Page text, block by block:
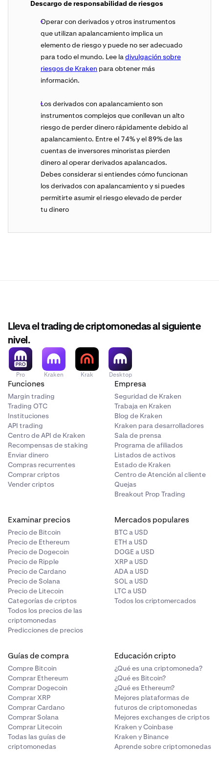
Descargo de responsabilidad de riesgos
Operar con derivados y otros instrumentos
que utilizan apalancamiento implica un
elemento de riesgo y puede no ser adecuado
para todo el mundo. Lee ladivulgación sobre
riesgos de Kraken para obtener más
información.
Los derivados con apalancamiento son
instrumentos complejos que conllevan un alto
riesgo de perder dinero rápidamente debido al
apalancamiento. Entre el 74% y el 89% de las
cuentas de inversores minoristas pierden
dinero al operar derivados apalancados.
Debes considerar si entiendes cómo funcionan
los derivados con apalancamiento y si puedes
permitirte asumir el riesgo elevado de perder
tu dinero
Lleva el trading de criptomonedas al siguiente
nivel.
Pro Kraken Krak Desktop
Funciones
Margin trading
Trading OTC
Instituciones
API trading
Centro de API de Kraken
Recompensas de staking
Enviar dinero
Compras recurrentes
Comprar criptos
Vender criptos
Empresa
Seguridad de Kraken
Trabaja en Kraken
Blog de Kraken
Kraken para desarrolladores
Sala de prensa
Programa de afiliados
Listados de activos
Estado de Kraken
Centro de Atención al cliente
Quejas
Breakout Prop Trading
Examinar precios
Precio de Bitcoin
Precio de Ethereum
Precio de Dogecoin
Precio de Ripple
Precio de Cardano
Precio de Solana
Precio de Litecoin
Categorías de criptos
Todos los precios de las
criptomonedas
Predicciones de precios
Mercados populares
BTC a USD
ETH a USD
DOGE a USD
XRP a USD
ADA a USD
SOL a USD
LTC a USD
Todos los criptomercados
Guías de compra
Compre Bitcoin
Comprar Ethereum
Comprar Dogecoin
Comprar XRP
Comprar Cardano
Comprar Solana
Comprar Litecoin
Todas las guías de
criptomonedas
Educación cripto
¿Qué es una criptomoneda?
¿Qué es Bitcoin?
¿Qué es Ethereum?
Mejores plataformas de
futuros de criptomonedas
Mejores exchanges de criptos
Kraken y Coinbase
Kraken y Binance
Aprende sobre criptomonedas